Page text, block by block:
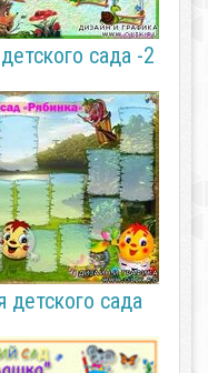
сада -2
детского сада